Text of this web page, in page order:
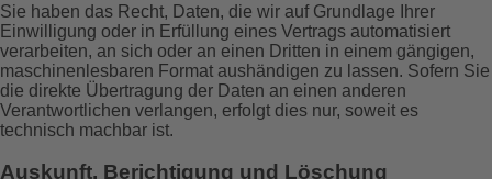
Sie haben das Recht, Daten, die wir auf Grundlage Ihrer
Einwilligung oder in Erfüllung eines Vertrags automatisiert
verarbeiten, an sich oder an einen Dritten in einem gängigen,
maschinenlesbaren Format aushändigen zu lassen. Sofern Sie
die direkte Übertragung der Daten an einen anderen
Verantwortlichen verlangen, erfolgt dies nur, soweit es
technisch machbar ist.
Auskunft, Berichtigung und Löschung